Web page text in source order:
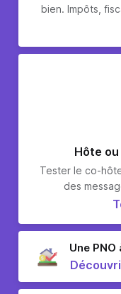
bien. Impôts,
Hôte
Tester le co-
des
Une